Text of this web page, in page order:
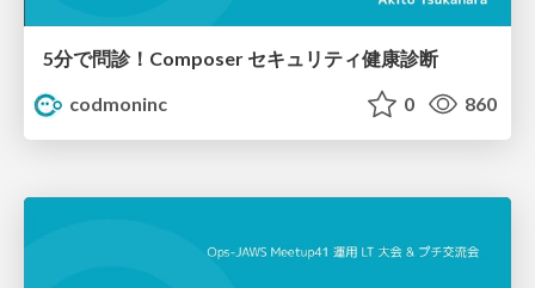
5分で問診！Composer セキュリティ健康診断
codmoninc
0 860